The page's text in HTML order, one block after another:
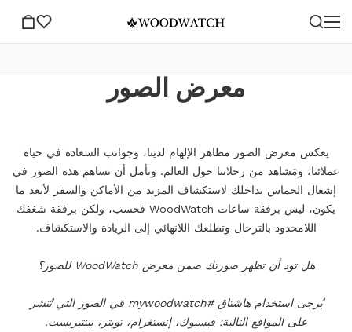
معرض الصور
يعكس معرض الصور مظاهر الإلهام لدينا، وجوانب السعادة في حياة
عملائنا، ومَشاهد من رحلاتنا حول العالم. ونأمل أن تساهم هذه الصور في
إشعال الحماس بداخلك لاستكشاف المزيد من الأماكن والسفر لأبعد ما
يكون، ليس برفقة ساعات WoodWatch فحسب، ولكن برفقة شغفك
اللامحدود بالترحال وتطلعك اللانهائي إلى الريادة والاستكشاف.
هل تود أن تظهر صورتك ضمن معرض WoodWatch للصور؟
يُرجى استخدام هاشتاق #mywoodwatch في الصور التي تُنشر
على المواقع التالية: فيسبوك، إنستغرام، تويتر، بينتيريست.